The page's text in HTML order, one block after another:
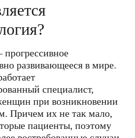
прогрессивное
развивающееся в мире.
специалист,
при возникновении
Причем их не так мало,
пациенты, поэтому